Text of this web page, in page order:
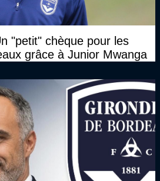
"petit" chèque pour les
grâce à Junior Mwanga